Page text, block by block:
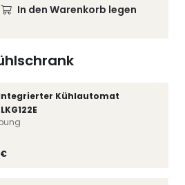
Integrierter Kühlautomat
In den Warenkorb legen